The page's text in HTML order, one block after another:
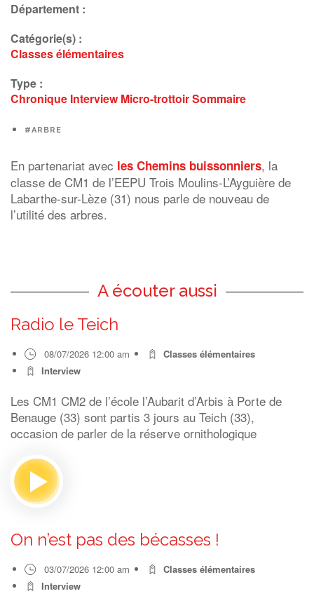
Département :
Catégorie(s) :
Classes élémentaires
Type :
Chronique Interview Micro-trottoirSommaire
#ARBRE
En partenariat avec les Chemins buissonniers, la
classe de CM1 de l’EEPU Trois Moulins-L’Ayguière de
Labarthe-sur-Lèze (31) nous parle de nouveau de
l’utilité des arbres.
A écouter aussi
Radio le Teich
08/07/2026 12:00 am
Classes élémentaires
Interview
Les CM1 CM2 de l’école l’Aubarit d’Arbis à Porte de
Benauge (33) sont partis 3 jours au Teich (33),
occasion de parler de la réserve ornithologique
On n’est pas des bécasses !
03/07/2026 12:00 am
Classes élémentaires
Interview